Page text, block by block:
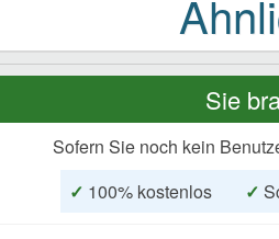
Sie
Sofern Sie noch kein
✓ 100% kostenlos ✓